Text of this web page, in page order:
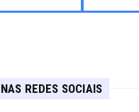
REDES SOCIAIS